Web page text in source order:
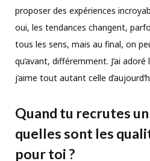
proposer des expériences
oui, les tendances changent,
tous les sens, mais au final, on
qu’avant, différemment. J’ai adoré
j’aime tout autant celle
Quand tu recrutes
quelles sont les
pour toi ?